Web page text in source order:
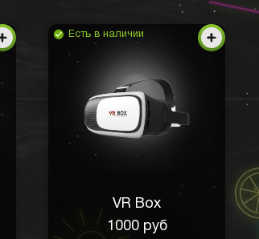
Есть в наличии
VR Box
1000 руб